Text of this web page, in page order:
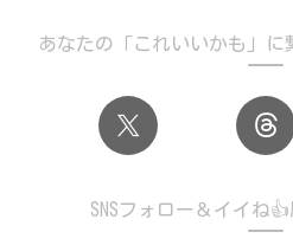
あなたの「これいいかも」
SNSフォロー＆イイね